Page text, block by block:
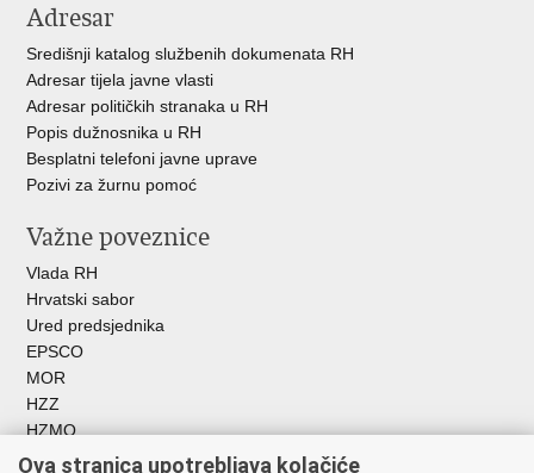
Adresar
Središnji katalog službenih dokumenata RH
Adresar tijela javne vlasti
Adresar političkih stranaka u RH
Popis dužnosnika u RH
Besplatni telefoni javne uprave
Pozivi za žurnu pomoć
Važne poveznice
Vlada RH
Hrvatski sabor
Ured predsjednika
EPSCO
MOR
HZZ
HZMO
REGOS
Ova stranica upotrebljava kolačiće